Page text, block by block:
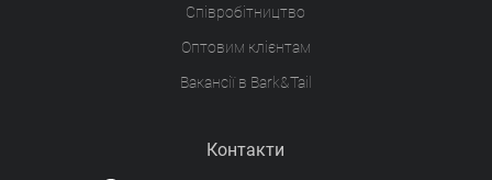
Співробітництво
Оптовим клієнтам
Вакансії в Bark&Tail
Контакти